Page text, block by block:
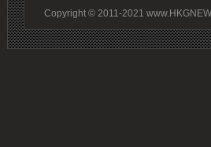
Copyright © 2011-2021